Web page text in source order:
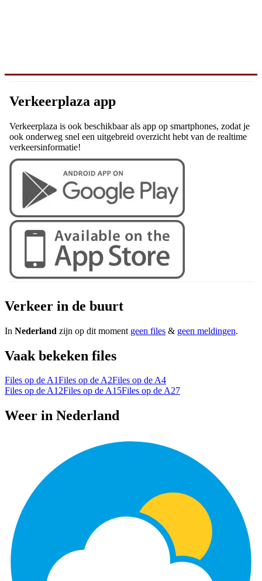
Verkeerplaza app
Verkeerplaza is ook beschikbaar als app op smartphones, zodat je
ook onderweg snel een uitgebreid overzicht hebt van de realtime
verkeersinformatie!
Verkeer in de buurt
In Nederland zijn op dit moment geen files & geen meldingen.
Vaak bekeken files
Files op de A1Files op de A2Files op de A4
Files op de A12Files op de A15Files op de A27
Weer in Nederland